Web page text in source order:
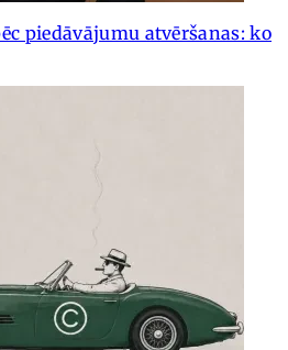
piedāvājumu atvēršanas: ko